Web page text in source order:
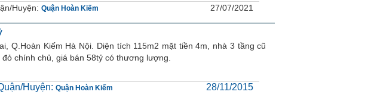
Huyện: Quận Hoàn Kiếm 27/07/2021
Q.Hoàn Kiếm Hà Nội. Diện tích 115m2 mặt tiền 4m, nhà 3 tầng cũ
chính chủ, giá bán 58tỷ có thương lượng.
Huyện: Quận Hoàn Kiếm 28/11/2015